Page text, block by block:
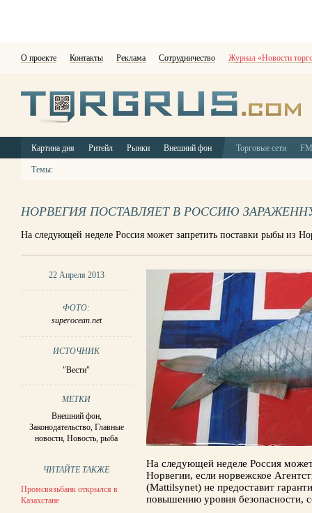
О проекте Контакты Реклама Сотрудничество Журнал «Новости
Картина дня Ритейл Рынки Внешний фон Торговые сети
Темы:
НОРВЕГИЯ ПОСТАВЛЯЕТ В РОССИЮ
На следующей неделе Россия может запретить поставки рыбы из
22 Апреля 2013
ФОТО:
superocean.net
ИСТОЧНИК
"Вести"
МЕТКИ
Внешний фон,
Законодательство, Главные
новости,Новость,рыба
ЧИТАЙТЕ ТАКЖЕ
Промсвязьбанк открылся в
Казахстане
На следующей неделе Россия
Норвегии, если норвежское
(Mattilsynet) не предоставит
повышению уровня безопасности,